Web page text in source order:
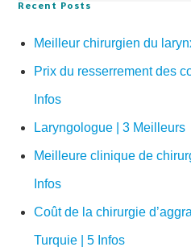
Recent Posts
Meilleur chirurgien du
Prix du resserrement des
Infos
Laryngologue | 3 Meilleurs
Meilleure clinique de
Infos
Coût de la chirurgie
Turquie | 5 Infos